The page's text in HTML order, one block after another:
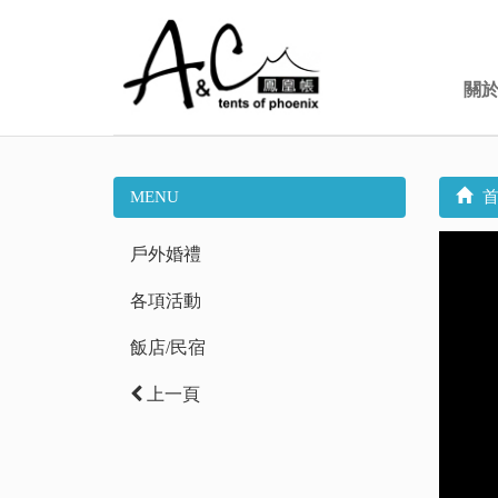
關
MENU
戶外婚禮
各項活動
飯店/民宿
上一頁